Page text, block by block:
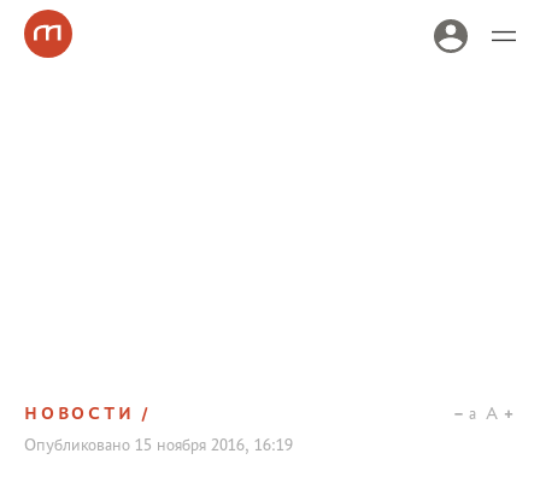
НОВОСТИ
Опубликовано 15 ноября 2016, 16:19
a A